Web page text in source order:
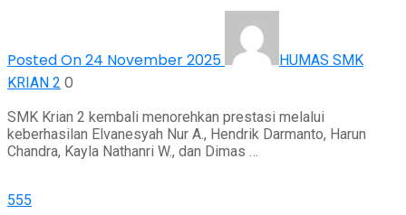
Posted On 24 November 2025
HUMAS SMK
KRIAN 2 0
SMK Krian 2 kembali menorehkan prestasi melalui
keberhasilan Elvanesyah Nur A., Hendrik Darmanto, Harun
Chandra, Kayla Nathanri W., dan Dimas …
555